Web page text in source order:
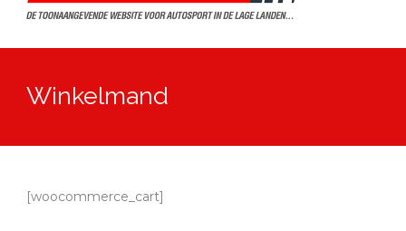
Winkelmand
[woocommerce_cart]